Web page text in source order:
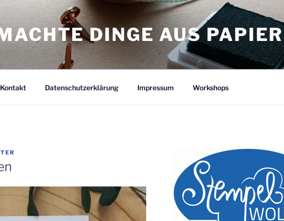
DINGE AUS PAPIER
Kontakt Datenschutzerklärung Impressum Workshops